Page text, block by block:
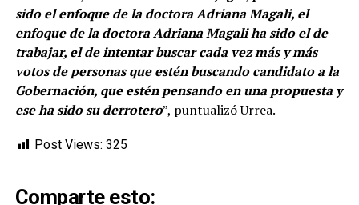
sido el enfoque de la doctora Adriana Magali, el
enfoque de la doctora Adriana Magali ha sido el de
trabajar, el de intentar buscar cada vez más y más
votos de personas que estén buscando candidato a la
Gobernación, que estén pensando en una propuesta y
ese ha sido su derrotero”, puntualizó Urrea.
Post Views: 325
Comparte esto: